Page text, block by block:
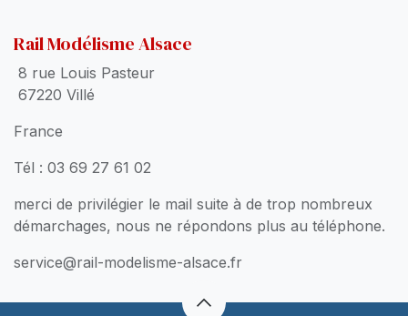
Rail Modélisme Alsace
8 rue Louis Pasteur
67220 Villé
France
Tél : 03 69 27 61 02
merci de privilégier le mail suite à de trop nombreux
démarchages, nous ne répondons plus au téléphone.
service@rail-modelisme-alsace.fr